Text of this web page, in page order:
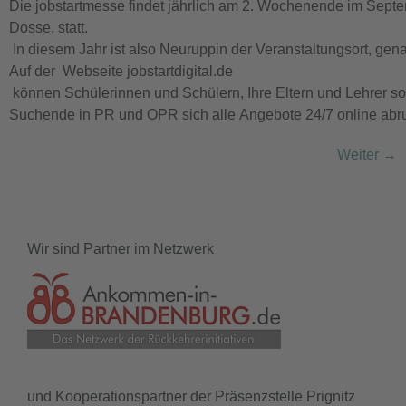
Die jobstartmesse findet jährlich am 2. Wochenende im
Dosse, statt.
In diesem Jahr ist also Neuruppin der Veranstaltungsort,
Auf der Webseite jobstartdigital.de
können Schülerinnen und Schülern, Ihre Eltern und Lehrer
Suchende in PR und OPR sich alle Angebote 24/7 online
Weiter →
Wir sind Partner im Netzwerk
und Kooperationspartner der Präsenzstelle Prignitz